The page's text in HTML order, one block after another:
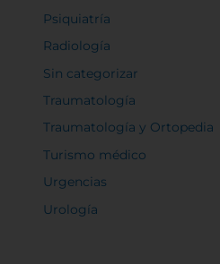
Psiquiatría
Radiología
Sin categorizar
Traumatología
Traumatología y Ortopedia
Turismo médico
Urgencias
Urología